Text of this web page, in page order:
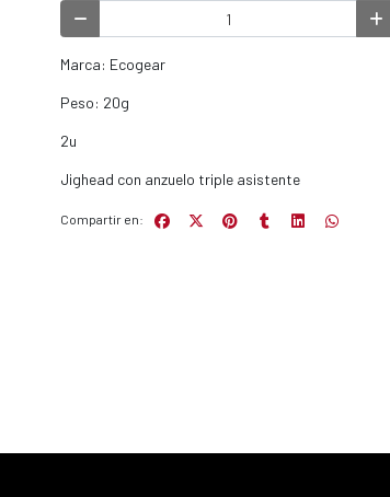
Marca: Ecogear
Peso: 20g
2u
Jighead con anzuelo triple asistente
Compartir en: